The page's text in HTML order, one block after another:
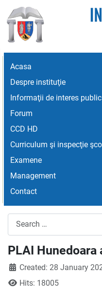
Acasa
Despre instituţie
Informaţii de interes public
Forum
CCD HD
Curriculum şi inspecţie
Examene
Management
Contact
PLAI
Created: 28 January
Hits: 18005